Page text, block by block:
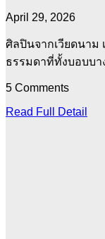
April 29, 2026
ศิลปินจากเวียดนาม
ธรรมดาที่ทั้งบอบบา
5 Comments
Read Full Detail